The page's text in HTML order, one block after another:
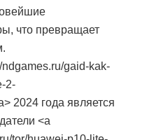
что превращает
gaid-kak-
2-
2024 года является
<a